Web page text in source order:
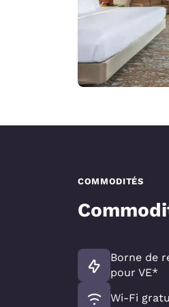
COMMODITÉS
Borne de
pour VE*
Wi-Fi